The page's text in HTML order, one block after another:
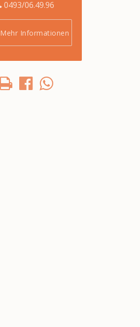
0493/06.49.96
Mehr Informationen